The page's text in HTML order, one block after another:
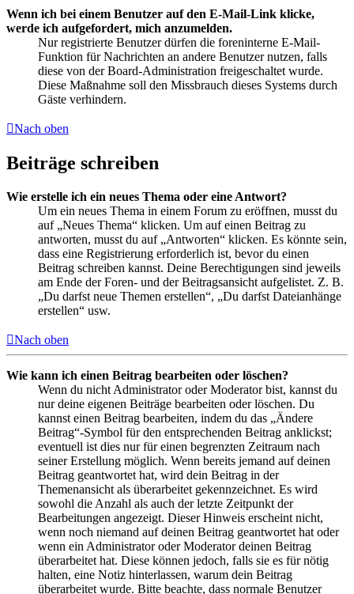
Wenn ich bei einem Benutzer auf den E-Mail-Link klicke,
werde ich aufgefordert, mich anzumelden.
Nur registrierte Benutzer dürfen die foreninterne E-Mail-
Funktion für Nachrichten an andere Benutzer nutzen, falls
diese von der Board-Administration freigeschaltet wurde.
Diese Maßnahme soll den Missbrauch dieses Systems durch
Gäste verhindern.
Nach oben
Beiträge schreiben
Wie erstelle ich ein neues Thema oder eine Antwort?
Um ein neues Thema in einem Forum zu eröffnen, musst du
auf „Neues Thema“ klicken. Um auf einen Beitrag zu
antworten, musst du auf „Antworten“ klicken. Es könnte sein,
dass eine Registrierung erforderlich ist, bevor du einen
Beitrag schreiben kannst. Deine Berechtigungen sind jeweils
am Ende der Foren- und der Beitragsansicht aufgelistet. Z. B.
„Du darfst neue Themen erstellen“, „Du darfst Dateianhänge
erstellen“ usw.
Nach oben
Wie kann ich einen Beitrag bearbeiten oder löschen?
Wenn du nicht Administrator oder Moderator bist, kannst du
nur deine eigenen Beiträge bearbeiten oder löschen. Du
kannst einen Beitrag bearbeiten, indem du das „Ändere
Beitrag“-Symbol für den entsprechenden Beitrag anklickst;
eventuell ist dies nur für einen begrenzten Zeitraum nach
seiner Erstellung möglich. Wenn bereits jemand auf deinen
Beitrag geantwortet hat, wird dein Beitrag in der
Themenansicht als überarbeitet gekennzeichnet. Es wird
sowohl die Anzahl als auch der letzte Zeitpunkt der
Bearbeitungen angezeigt. Dieser Hinweis erscheint nicht,
wenn noch niemand auf deinen Beitrag geantwortet hat oder
wenn ein Administrator oder Moderator deinen Beitrag
überarbeitet hat. Diese können jedoch, falls sie es für nötig
halten, eine Notiz hinterlassen, warum dein Beitrag
überarbeitet wurde. Bitte beachte, dass normale Benutzer